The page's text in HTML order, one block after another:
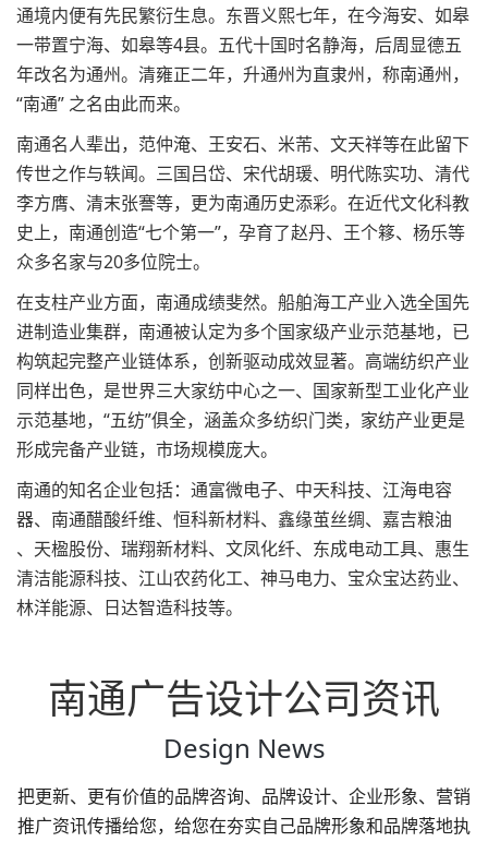
通境内便有先民繁衍生息。东晋义熙七年，在今海安、如皋
一带置宁海、如皋等4县。五代十国时名静海，后周显德五
年改名为通州。清雍正二年，升通州为直隶州，称南通州，
“南通” 之名由此而来。
南通名人辈出，范仲淹、王安石、米芾、文天祥等在此留下
传世之作与轶闻。三国吕岱、宋代胡瑗、明代陈实功、清代
李方膺、清末张謇等，更为南通历史添彩。在近代文化科教
史上，南通创造“七个第一”，孕育了赵丹、王个簃、杨乐等
众多名家与20多位院士。
在支柱产业方面，南通成绩斐然。船舶海工产业入选全国先
进制造业集群，南通被认定为多个国家级产业示范基地，已
构筑起完整产业链体系，创新驱动成效显著。高端纺织产业
同样出色，是世界三大家纺中心之一、国家新型工业化产业
示范基地，“五纺”俱全，涵盖众多纺织门类，家纺产业更是
形成完备产业链，市场规模庞大。
南通的知名企业包括：通富微电子、中天科技、江海电容
器、南通醋酸纤维、恒科新材料、鑫缘茧丝绸、嘉吉粮油
、天楹股份、瑞翔新材料、文凤化纤、东成电动工具、惠生
清洁能源科技、江山农药化工、神马电力、宝众宝达药业、
林洋能源、日达智造科技等。
南通广告设计公司资讯
Design News
把更新、更有价值的品牌咨询、品牌设计、企业形象、营销
推广资讯传播给您，给您在夯实自己品牌形象和品牌落地执